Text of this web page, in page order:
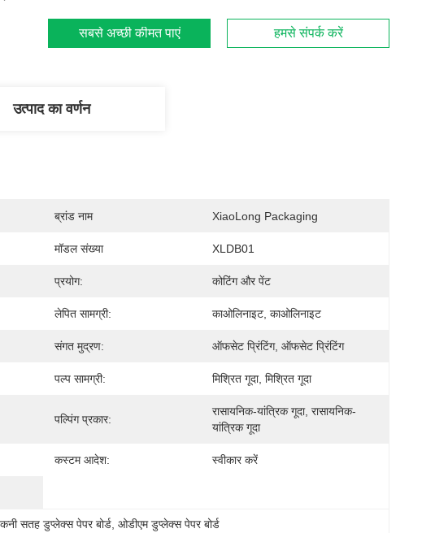
सबसे अच्छी कीमत पाएं हमसे संपर्क करें
उत्पाद का वर्णन
ब्रांड नाम XiaoLong Packaging
मॉडल संख्या XLDB01
प्रयोग: कोटिंग और पेंट
लेपित सामग्री: काओलिनाइट, काओलिनाइट
संगत मुद्रण: ऑफसेट प्रिंटिंग, ऑफसेट प्रिंटिंग
पल्प सामग्री: मिश्रित गूदा, मिश्रित गूदा
पल्पिंग प्रकार:
रासायनिक-यांत्रिक गूदा, रासायनिक-
यांत्रिक गूदा
कस्टम आदेश: स्वीकार करें
सतह डुप्लेक्स पेपर बोर्ड , ओडीएम डुप्लेक्स पेपर बोर्ड